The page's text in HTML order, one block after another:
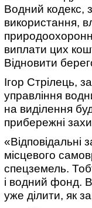
Водний кодекс,
використання,
виплати цих
Відновити
Ігор Стрілець,
управління
на виділення
прибережні
«Відповідальні
місцевого
спецземель.
і водний фонд.
уже ділити, як